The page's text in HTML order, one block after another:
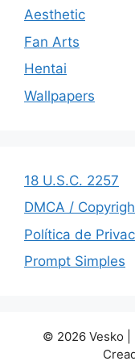
Aesthetic
Fan Arts
Hentai
Wallpapers
18 U.S.C. 2257
DMCA /
Política de
Prompt Simples
© 2026 Vesko |